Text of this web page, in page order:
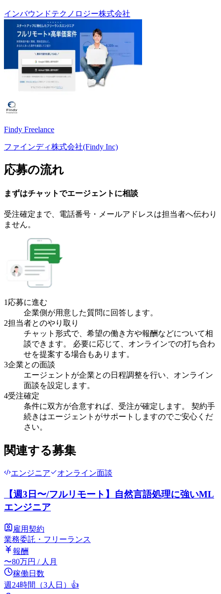
インバウンドテクノロジー株式会社
Findy Freelance
ファインディ株式会社(Findy Inc)
応募の流れ
まずはチャットでエージェント に相談
受注確定まで、 電話番号・メールアドレスは担当者へ伝わり
ません。
1 応募に進む
企業側が用意した質問に回答します。
2担当者とのやり取り
チャット形式で、希望の働き方や報酬などについて相
談できます。 必要に応じて、オンラインでの打ち合わ
せを提案する場合もあります。
3企業との面談
エージェントが企業との日程調整を行い、オンライン
面談を設定します。
4受注確定
条件に双方が合意すれば、受注が確定します。 契約手
続きはエージェントがサポートしますのでご安心くだ
さい。
関連する募集
エンジニア オンライン面談
【週3日〜/フルリモート】自然言語処理に強いML
エンジニア
雇用契約
業務委託・フリーランス
報酬
〜80万円 / 人月
稼働日数
週24時間（3人日） 👍